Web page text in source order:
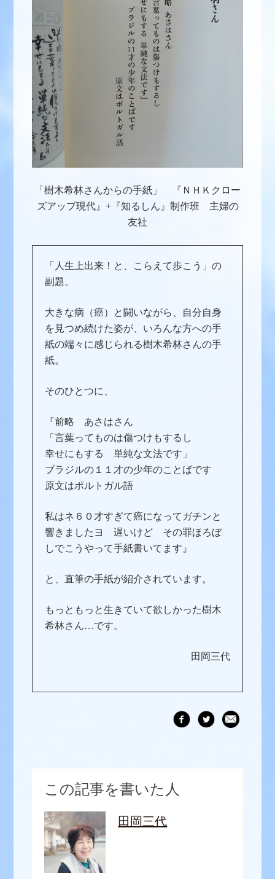
「樹木希林さんからの手紙」 『ＮＨＫクロー
ズアップ現代』+『知るしん』制作班 主婦の
友社
「人生上出来！と、こらえて歩こう」の
副題。
大きな病（癌）と闘いながら、自分自身
を見つめ続けた姿が、いろんな方への手
紙の端々に感じられる樹木希林さんの手
紙。
そのひとつに、
『前略 あさはさん
「言葉ってものは傷つけもするし
幸せにもする 単純な文法です」
ブラジルの１１才の少年のことばです
原文はポルトガル語
私はネ６０才すぎて癌になってガチンと
響きましたヨ 遅いけど その罪ほろぼ
しでこうやって手紙書いてます』
と、直筆の手紙が紹介されています。
もっともっと生きていて欲しかった樹木
希林さん…です。
田岡三代
この記事を書いた人
田岡三代